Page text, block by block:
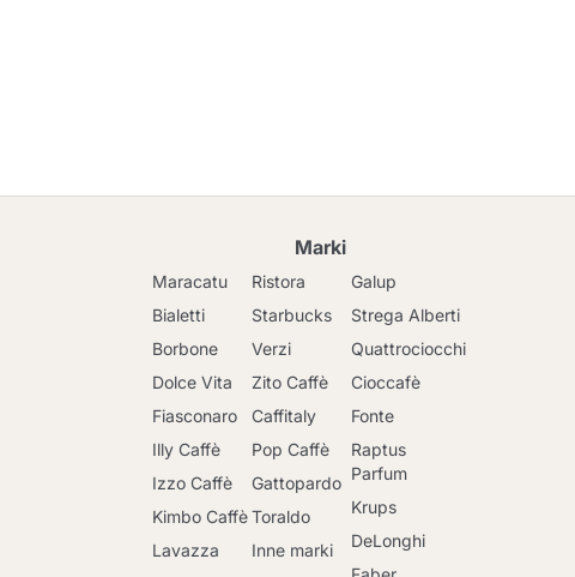
Marki
Maracatu
Bialetti
Borbone
Dolce Vita
Fiasconaro
Illy Caffè
Izzo Caffè
Kimbo Caffè
Lavazza
Ristora
Starbucks
Verzi
Zito Caffè
Caffitaly
Pop Caffè
Gattopardo
Toraldo
Inne marki
Galup
Strega Alberti
Quattrociocchi
Cioccafè
Fonte
Raptus
Parfum
Krups
DeLonghi